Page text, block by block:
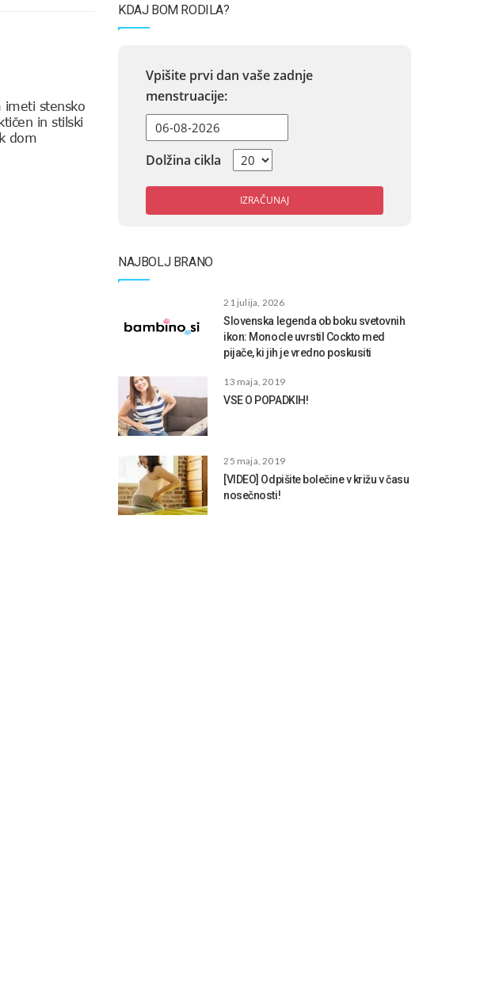
imeti stensko
in stilski
dom
KDAJ BOM RODILA?
Vpišite prvi dan vaše zadnje
menstruacije:
Dolžina cikla
IZRAČUNAJ
NAJBOLJ BRANO
21 julija, 2026
Slovenska legenda ob boku svetovnih
ikon: Monocle uvrstil Cockto med
pijače, ki jih je vredno poskusiti
13 maja, 2019
VSE O POPADKIH!
25 maja, 2019
[VIDEO] Odpišite bolečine v križu v času
nosečnosti!